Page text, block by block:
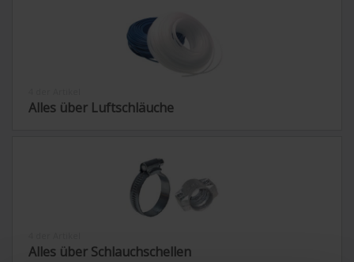
Alles über Luftschläuche
Alles über Schlauchschellen